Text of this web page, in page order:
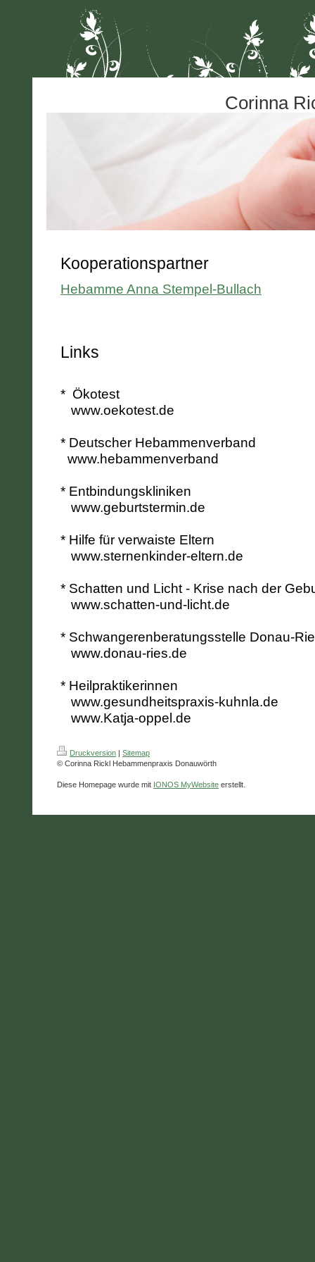
Corinna
Kooperationspartner
Hebamme Anna Stempel-Bullach
Links
* Ökotest
www.oekotest.de
* Deutscher Hebammenverband
www.hebammenverband
* Entbindungskliniken
www.geburtstermin.de
* Hilfe für verwaiste Eltern
www.sternenkinder-eltern.de
* Schatten und Licht - Krise nach der
www.schatten-und-licht.de
* Schwangerenberatungsstelle Donau-
www.donau-ries.de
* Heilpraktikerinnen
www.gesundheitspraxis-kuhnla.de
www.Katja-oppel.de
Druckversion | Sitemap
© Corinna Rickl Hebammenpraxis Donauwörth
Diese Homepage wurde mit IONOS MyWebsite erstellt.